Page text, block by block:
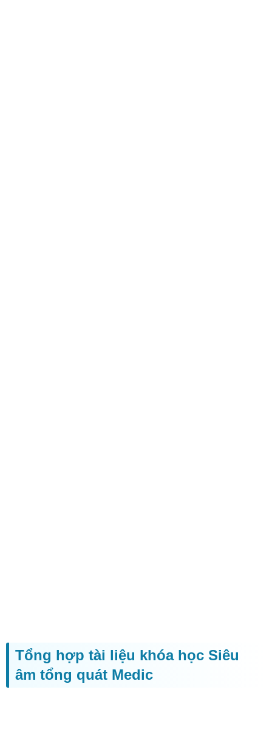
Tổng hợp tài liệu khóa học Siêu
âm tổng quát Medic